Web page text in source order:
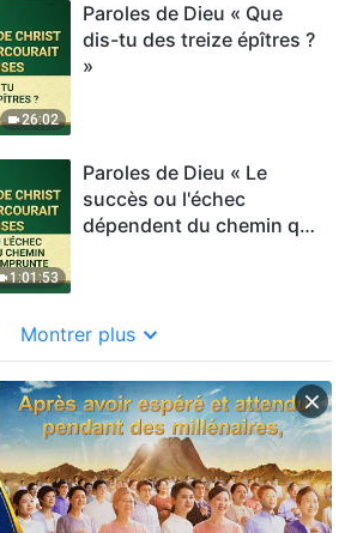
26:02
Paroles de Dieu « Que
dis-tu des treize épîtres ?
»
1:01:53
Paroles de Dieu « Le
succès ou l'échec
dépendent du chemin que
Montrer plus